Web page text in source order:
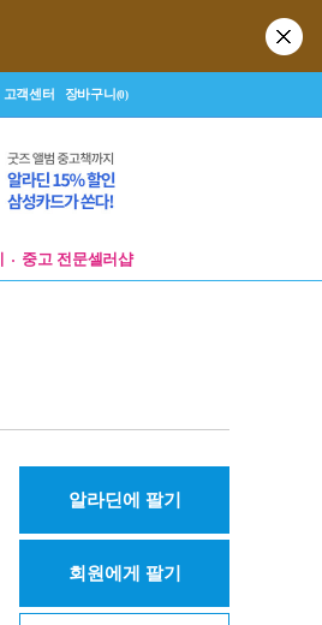
고객센터 장바구니(0)
중고 전문셀러샵
알라딘에 팔기
회원에게 팔기